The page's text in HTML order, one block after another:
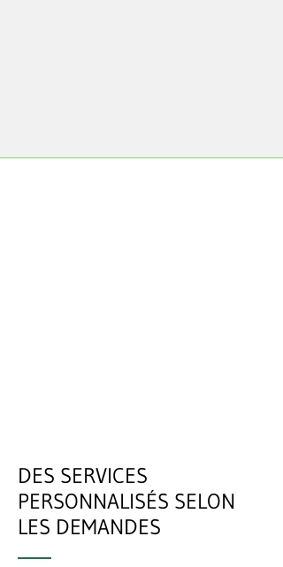
DES SERVICES
PERSONNALISÉS SELON
LES DEMANDES